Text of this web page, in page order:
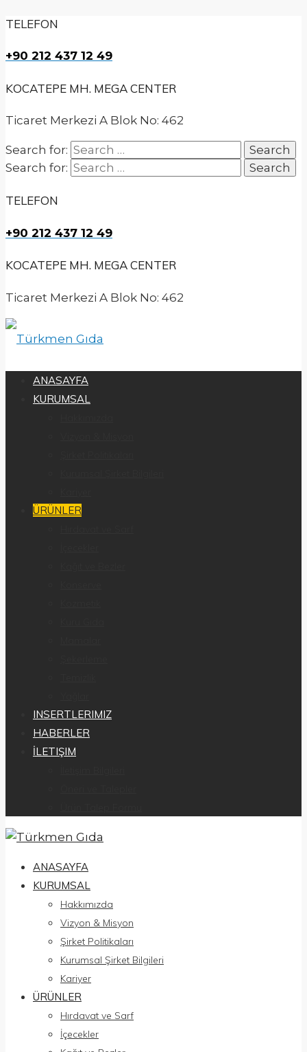
TELEFON
+90 212 437 12 49
KOCATEPE MH. MEGA CENTER
Ticaret Merkezi A Blok No: 462
Search for:
Search for:
TELEFON
+90 212 437 12 49
KOCATEPE MH. MEGA CENTER
Ticaret Merkezi A Blok No: 462
ANASAYFA
KURUMSAL
ÜRÜNLER
INSERTLERIMIZ
HABERLER
İLETIŞIM
ANASAYFA
KURUMSAL
Hakkımızda
Vizyon & Misyon
Şirket Politikaları
Kurumsal Şirket Bilgileri
Kariyer
ÜRÜNLER
Hırdavat ve Sarf
İçecekler